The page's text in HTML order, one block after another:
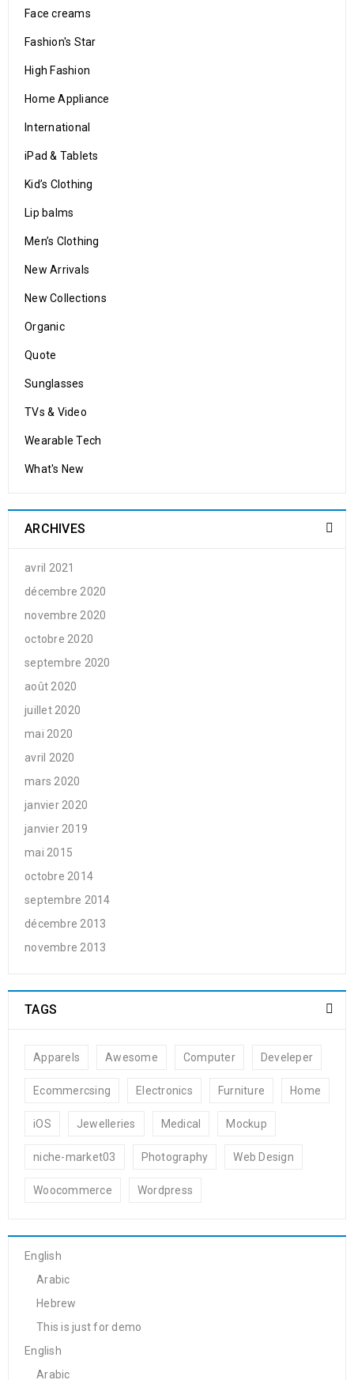
Face creams
Fashion's Star
High Fashion
Home Appliance
International
iPad & Tablets
Kid’s Clothing
Lip balms
Men’s Clothing
New Arrivals
New Collections
Organic
Quote
Sunglasses
TVs & Video
Wearable Tech
What's New
ARCHIVES
avril 2021
décembre 2020
novembre 2020
octobre 2020
septembre 2020
août 2020
juillet 2020
mai 2020
avril 2020
mars 2020
janvier 2020
janvier 2019
mai 2015
octobre 2014
septembre 2014
décembre 2013
novembre 2013
TAGS
Apparels Awesome Computer Develeper
Ecommercsing Electronics Furniture Home
iOS Jewelleries Medical Mockup
niche-market03 Photography Web Design
Woocommerce Wordpress
English
Arabic
Hebrew
This is just for demo
English
Arabic